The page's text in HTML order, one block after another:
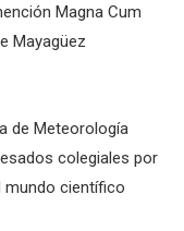
Magna Cum
Mayagüez
de Meteorología
colegiales por
científico